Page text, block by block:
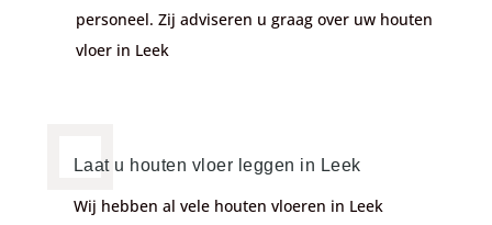
personeel. Zij adviseren u graag over uw houten
vloer in Leek
Laat u houten vloer leggen in Leek
Wij hebben al vele houten vloeren in Leek